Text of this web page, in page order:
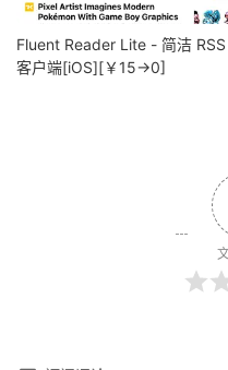
Fluent Reader Lite - 简洁 RSS
客户端[iOS][￥15→0]